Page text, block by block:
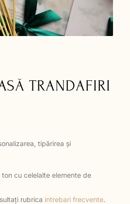
TRANDAFIRI
tipărirea și
cu celelalte elemente de
rubrica intrebari frecvente.